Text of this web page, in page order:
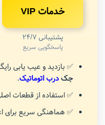
خدمات VIP
پشتیبانی 24/7
پاسخگویی سریع
✅ بازدید و عیب یابی
جکدرب اتوماتیک.
✅ استفاده از قطعات
✅ هماهنگی سریع